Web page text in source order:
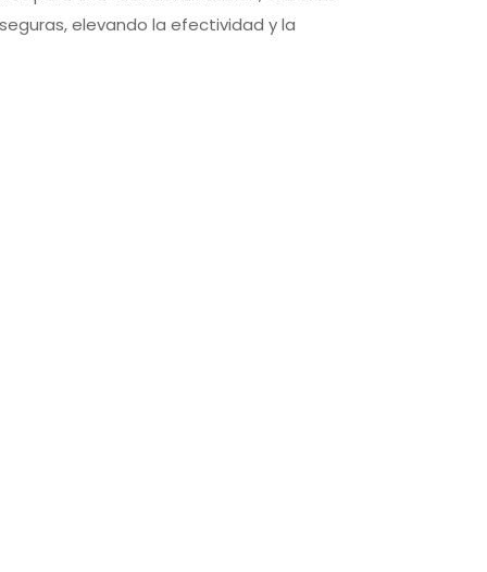
elevando la efectividad y la